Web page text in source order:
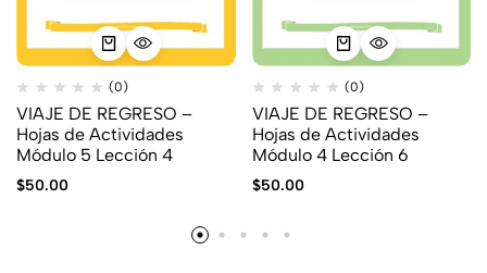
(0)
VIAJE DE REGRESO –
Hojas de Actividades
Módulo 5 Lección 4
$50.00
(0)
VIAJE DE REGRESO –
Hojas de Actividades
Módulo 4 Lección 6
$50.00